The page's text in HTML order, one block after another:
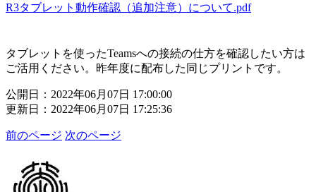
R3タブレット動作確認（追加注意）について.pdf
タブレットを使ったTeamsへの接続の仕方を確認したい方は
ご活用ください。昨年度に配布した同じプリントです。
公開日：2022年06月07日 17:00:00
更新日：2022年06月07日 17:25:36
前のページ 次のページ